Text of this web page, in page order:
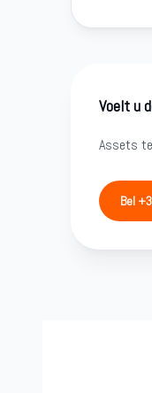
Voelt u
Assets
Bel